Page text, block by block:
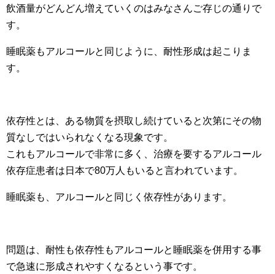
飲酒量がどんどん増えていくのはみなさんご存じの通りで
す。
睡眠薬もアルコールと同じように、耐性形成は起こりま
す。
依存性とは、ある物質を摂取し続けていると次第にその物
質なしではいられなくなる現象です。
これもアルコールで非常に多く、治療を要するアルコール
依存症患者は日本で80万人もいると言われています。
睡眠薬も、アルコールと同じく依存性があります。
問題は、耐性も依存性もアルコールと睡眠薬を併用する事
で急速に形成されやすくなるという事です。